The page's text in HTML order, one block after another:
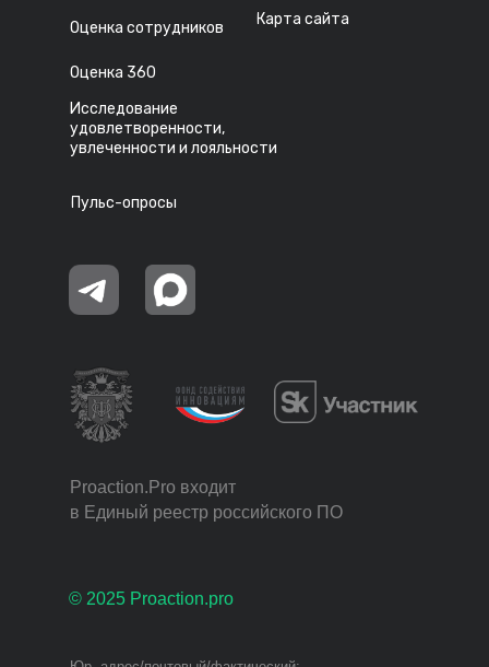
© 2025 Proaction.pro
Карта сайта
Оценка сотрудников
Оценка 360
Исследование
удовлетворенности,
увлеченности и лояльности
Пульс-опросы
Proaction.Pro входит
в Единый реестр российского ПО